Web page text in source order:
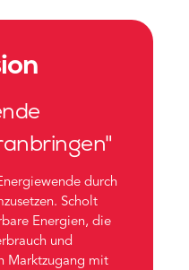
durch
Scholt
Energien, die
und
Marktzugang mit